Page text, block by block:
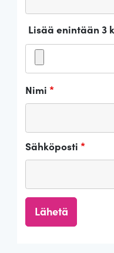
Lisää enintään 3
Nimi *
Sähköposti *